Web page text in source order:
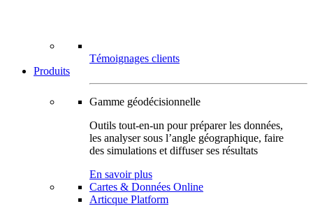
Témoignages clients
Produits
Gamme géodécisionnelle
Outils tout-en-un pour préparer les données,
les analyser sous l’angle géographique, faire
des simulations et diffuser ses résultats
En savoir plus
Cartes & Données Online
Articque Platform